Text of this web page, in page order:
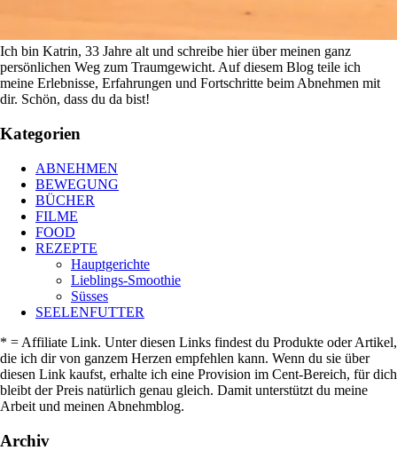
Ich bin Katrin, 33 Jahre alt und schreibe hier über meinen ganz
persönlichen Weg zum Traumgewicht. Auf diesem Blog teile ich
meine Erlebnisse, Erfahrungen und Fortschritte beim Abnehmen mit
dir. Schön, dass du da bist!
Kategorien
ABNEHMEN
BEWEGUNG
BÜCHER
FILME
FOOD
REZEPTE
Hauptgerichte
Lieblings-Smoothie
Süsses
SEELENFUTTER
* = Affiliate Link. Unter diesen Links findest du Produkte oder Artikel,
die ich dir von ganzem Herzen empfehlen kann. Wenn du sie über
diesen Link kaufst, erhalte ich eine Provision im Cent-Bereich, für dich
bleibt der Preis natürlich genau gleich. Damit unterstützt du meine
Arbeit und meinen Abnehmblog.
Archiv